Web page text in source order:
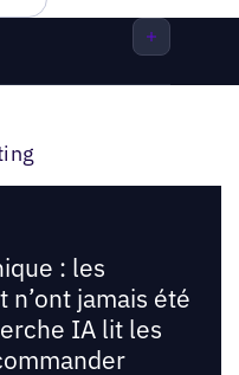
: les
jamais été
IA lit les